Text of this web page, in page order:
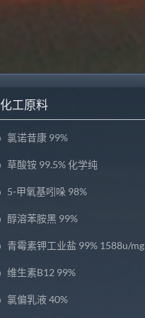
化工原料
氯诺昔康 99%
草酸铵 99.5% 化学纯
5-甲氧基吲哚 98%
醇溶苯胺黑 99%
青霉素钾工业盐 99% 1588u/mg
维生素B12 99%
氯偏乳液 40%